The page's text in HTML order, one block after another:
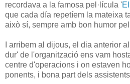
recordava a la famosa pel·lícula '
que cada día repetíem la mateixa
això sí, sempre amb bon humor
I arribem al dijous, el dia anterior
dur' de l'organització ens vam
centre d'operacions i on estaven
ponents, i bona part dels